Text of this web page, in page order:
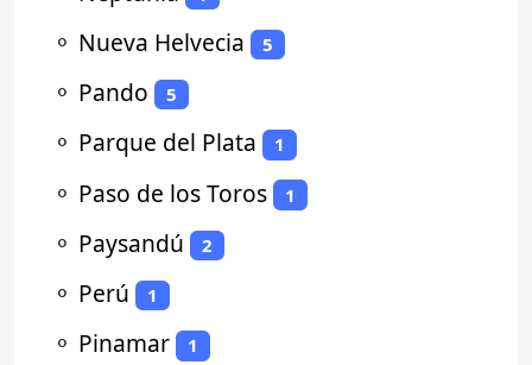
⚬ Nueva Helvecia 5
⚬ Pando 5
⚬ Parque del Plata 1
⚬ Paso de los Toros 1
⚬ Paysandú 2
⚬ Perú 1
⚬ Pinamar 1